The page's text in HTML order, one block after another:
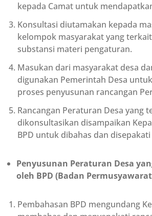
kepada Camat untuk
Konsultasi diutamakan kepada
kelompok masyarakat yang
substansi materi pengaturan.
Masukan dari masyarakat desa
digunakan Pemerintah Desa
proses penyusunan rancangan
Rancangan Peraturan Desa yang
dikonsultasikan disampaikan
BPD untuk dibahas dan
Penyusunan Peraturan Desa
oleh BPD (Badan
Pembahasan BPD mengundang